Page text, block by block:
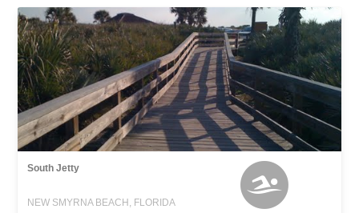
South Jetty
NEW SMYRNA BEACH, FLORIDA